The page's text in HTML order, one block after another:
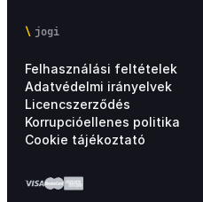
jogi
Felhasználási feltételek
Adatvédelmi irányelvek
Licencszerződés
Korrupcióellenes politika
Cookie tájékoztató